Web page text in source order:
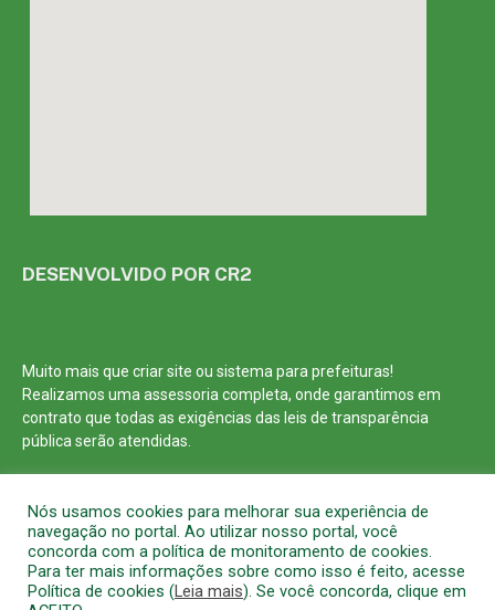
DESENVOLVIDO POR CR2
Muito mais que criar site ou sistema para prefeituras!
Realizamos umaassessoriacompleta, onde garantimos em
contrato que todas as exigências das leis de transparência
públicaserão atendidas.
Todos os direitos reservados a Prefeitura Municipal de Barcarena
Nós usamos cookies para melhorar sua experiência de
navegação no portal. Ao utilizar nosso portal, você
concorda com a política de monitoramento de cookies.
Para ter mais informações sobre como isso é feito, acesse
Política de cookies (Leia mais). Se você concorda, clique em